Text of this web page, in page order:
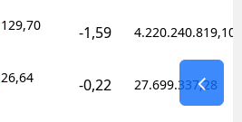
129,70 -1,59 4.220.240.819,10
26,64 -0,22 27.699.337,28